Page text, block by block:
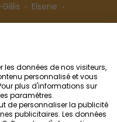
Elsene
données de nos visiteurs,
personnalisé et vous
plus d'informations sur
paramètres.
de personnaliser la publicité
publicitaires. Les données